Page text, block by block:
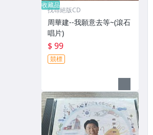
收藏品
找尋絕版CD
周華建--我願意去等~(滾石
唱片)
$ 99
競標